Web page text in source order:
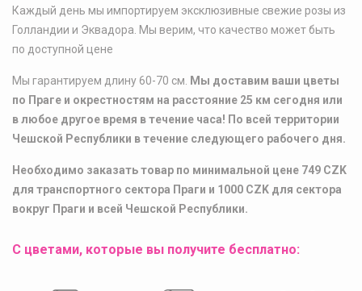
коробка
красных
роз
белая
Каждый день мы импортируем эксклюзивные свежие розы из
Голландии и Эквадора. Мы верим, что качество может быть
по доступной цене
Мы гарантируем длину 60-70 см. Мы доставим ваши цветы
по Праге и окрестностям на расстояние 25 км сегодня или
в любое другое время в течение часа! По всей территории
Чешской Республики в течение следующего рабочего дня.
Необходимо заказать товар по минимальной цене 749 CZK
для транспортного сектора Праги и 1000 CZK для сектора
вокруг Праги и всей Чешской Республики.
С цветами, которые вы получите бесплатно: